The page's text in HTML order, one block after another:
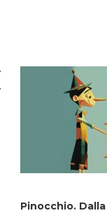
Pinocchio.